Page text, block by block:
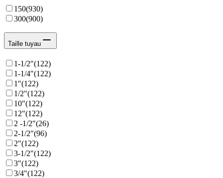
150(930)
300(900)
Taille tuyau
1-1/2"(122)
1-1/4"(122)
1"(122)
1/2"(122)
10"(122)
12"(122)
2 -1/2"(26)
2-1/2"(96)
2"(122)
3-1/2"(122)
3"(122)
3/4"(122)